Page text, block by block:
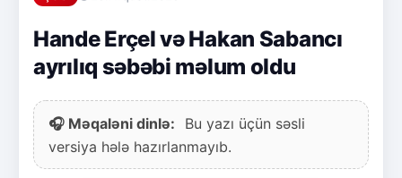
Hande Erçel və Hakan Sabancı
ayrılıq səbəbi məlum oldu
🎧 Məqaləni dinlə:
Bu yazı üçün səsli
versiya hələ hazırlanmayıb.